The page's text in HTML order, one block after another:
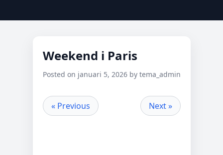
Weekend i Paris
Posted on januari 5, 2026 by tema_admin
« Previous Next »